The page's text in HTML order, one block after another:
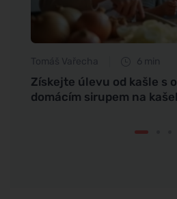
Tomáš Vařecha 6 min
Získejte úlevu od kašle s
domácím sirupem na kašel